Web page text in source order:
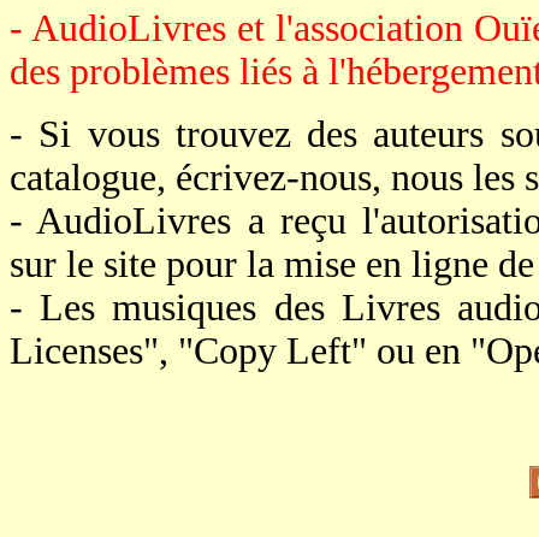
- AudioLivres et l'association
des problèmes liés à
- Si vous trouvez des auteurs
catalogue, écrivez-nous, nous
- AudioLivres a reçu
sur le site pour la mise en ligne
- Les musiques des Livres
Licenses", "Copy Left" ou en